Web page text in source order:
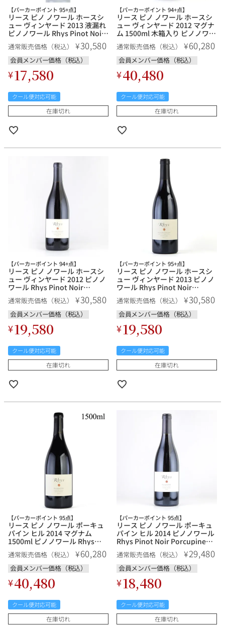
【パーカーポイント 95+点】
リース ピノ ノワール ホースシ
ュー ヴィンヤード 2013 液漏れ
ピノノワール Rhys Pinot Noir
Horseshoe Vineyard アメリカ
カリフォルニア 赤ワイン
通常販売価格（税込） ¥30,580
会員メンバー価格（税込）
¥17,580
クール便対応可能
在庫切れ
【パーカーポイント 94+点】
リース ピノ ノワール ホースシ
ュー ヴィンヤード 2012 マグナ
ム 1500ml 木箱入り ピノノワー
ル Rhys Pinot Noir Horseshoe
Vineyard アメリカ カリフォル
ニア 赤ワイン
通常販売価格（税込） ¥60,280
会員メンバー価格（税込）
¥40,480
クール便対応可能
在庫切れ
【パーカーポイント 94+点】
リース ピノ ノワール ホースシ
ュー ヴィンヤード 2012 ピノノ
ワール Rhys Pinot Noir
Horseshoe Vineyard アメリカ
カリフォルニア 赤ワイン
通常販売価格（税込） ¥30,580
会員メンバー価格（税込）
¥19,580
クール便対応可能
在庫切れ
【パーカーポイント 95+点】
リース ピノ ノワール ホースシ
ュー ヴィンヤード 2013 ピノノ
ワール Rhys Pinot Noir
Horseshoe Vineyard アメリカ
カリフォルニア 赤ワイン
通常販売価格（税込） ¥30,580
会員メンバー価格（税込）
¥19,580
クール便対応可能
在庫切れ
【パーカーポイント 95点】
リース ピノ ノワール ポーキュ
パイン ヒル 2014 マグナム
1500ml ピノノワール Rhys
Pinot Noir Porcupine Hill アメ
リカ カリフォルニア 赤ワイン
通常販売価格（税込） ¥60,280
会員メンバー価格（税込）
¥40,480
クール便対応可能
在庫切れ
【パーカーポイント 95点】
リース ピノ ノワール ポーキュ
パイン ヒル 2014 ピノノワール
Rhys Pinot Noir Porcupine
Hill アメリカ カリフォルニア 赤
ワイン
通常販売価格（税込） ¥29,480
会員メンバー価格（税込）
¥18,480
クール便対応可能
在庫切れ